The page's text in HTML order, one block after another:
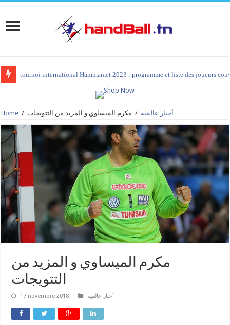
tournoi international Hammamet 2023 : programme et liste des joueurs
La JS Chihia a fait une belle impression pour sa première en division élite
Home / أخبار عالمية / مكرم الميساوي و المزيد من التتويجات
مكرم الميساوي و المزيد من
التتويجات
17 novembre 2018 أخبار عالمية